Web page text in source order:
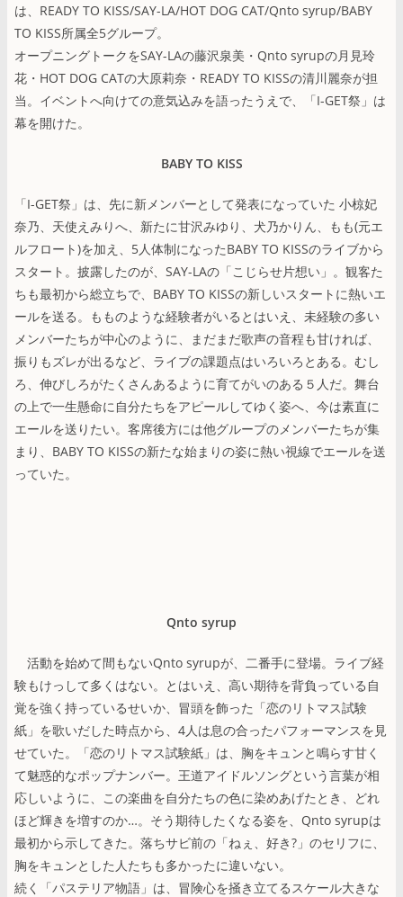
は、READY TO KISS/SAY-LA/HOT DOG CAT/Qnto syrup/BABY
TO KISS所属全5グループ。
オープニングトークをSAY-LAの藤沢泉美・Qnto syrupの月見玲
花・HOT DOG CATの大原莉奈・READY TO KISSの清川麗奈が担
当。イベントへ向けての意気込みを語ったうえで、「I-GET祭」は
幕を開けた。
BABY TO KISS
「I-GET祭」は、先に新メンバーとして発表になっていた 小椋妃
奈乃、天使えみりへ、新たに甘沢みゆり、犬乃かりん、もも(元エ
ルフロート)を加え、5人体制になったBABY TO KISSのライブから
スタート。披露したのが、SAY-LAの「こじらせ片想い」。観客た
ちも最初から総立ちで、BABY TO KISSの新しいスタートに熱いエ
ールを送る。もものような経験者がいるとはいえ、未経験の多い
メンバーたちが中心のように、まだまだ歌声の音程も甘ければ、
振りもズレが出るなど、ライブの課題点はいろいろとある。むし
ろ、伸びしろがたくさんあるように育てがいのある５人だ。舞台
の上で一生懸命に自分たちをアピールしてゆく姿へ、今は素直に
エールを送りたい。客席後方には他グループのメンバーたちが集
まり、BABY TO KISSの新たな始まりの姿に熱い視線でエールを送
っていた。
Qnto syrup
活動を始めて間もないQnto syrupが、二番手に登場。ライブ経
験もけっして多くはない。とはいえ、高い期待を背負っている自
覚を強く持っているせいか、冒頭を飾った「恋のリトマス試験
紙」を歌いだした時点から、4人は息の合ったパフォーマンスを見
せていた。「恋のリトマス試験紙」は、胸をキュンと鳴らす甘く
て魅惑的なポップナンバー。王道アイドルソングという言葉が相
応しいように、この楽曲を自分たちの色に染めあげたとき、どれ
ほど輝きを増すのか…。そう期待したくなる姿を、Qnto syrupは
最初から示してきた。落ちサビ前の「ねぇ、好き?」のセリフに、
胸をキュンとした人たちも多かったに違いない。
続く「パステリア物語」は、冒険心を掻き立てるスケール大きな